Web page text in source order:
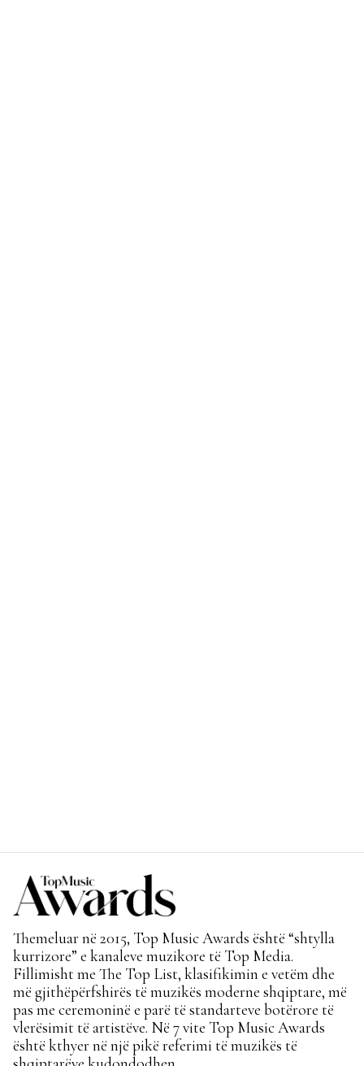
Themeluar në 2015, Top Music Awards është “shtylla
kurrizore” e kanaleve muzikore të Top Media.
Fillimisht me The Top List, klasifikimin e vetëm dhe
më gjithëpërfshirës të muzikës moderne shqiptare, më
pas me ceremoninë e parë të standarteve botërore të
vlerësimit të artistëve. Në 7 vite Top Music Awards
është kthyer në një pikë referimi të muzikës të